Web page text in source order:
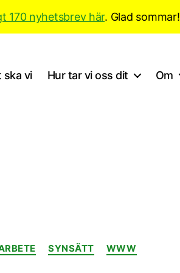
170 nyhetsbrev här. Glad sommar!
ska vi Hur tar vi oss dit Om
SYNSÄTT WWW